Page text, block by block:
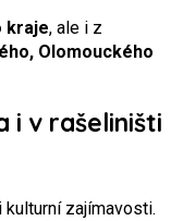
kraje, ale i z
Olomouckého
i v rašeliništi
zajímavosti.